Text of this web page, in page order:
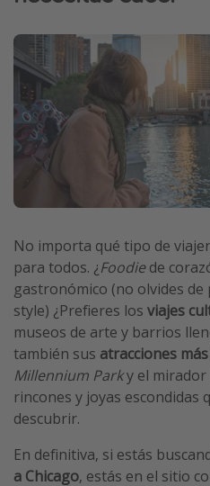
Viajes en familia
Vacaciones de Playa
Viajes para singles
Escapadas románticas
Más temas
Cruceros por el
Hoteles más hot de España
Guía de equipaje de mano
Parques de atracciones
Viaja con musicales
El Rey León el musical
Harry Potter en Londres y
Eventos deportivos
No importa qué tipo de
para todos. ¿Foodiede
gastronómico (no olvides
style) ¿Prefieres los viajes
museos de arte y barrios
también sus atracciones
Millennium Parky el mirador
rincones y joyas escondidas
descubrir.
En definitiva, si estás
a Chicago, estás en el sitio